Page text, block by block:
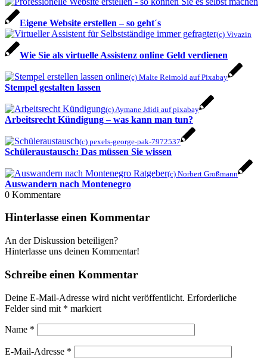
Eigene Website erstellen – so geht´s
(c) Vivazin
Wie Sie als virtuelle Assistenz online Geld verdienen
(c) Malte Reimold auf Pixabay
Stempel gestalten lassen
(c) Aymane Jdidi auf pixabay
Arbeitsrecht Kündigung – was kann man tun?
(c) pexels-george-pak-7972537
Schüleraustausch: Das müssen Sie wissen
(c) Norbert Großmann
Auswandern nach Montenegro
0 Kommentare
Hinterlasse einen Kommentar
An der Diskussion beteiligen?
Hinterlasse uns deinen Kommentar!
Schreibe einen Kommentar
Deine E-Mail-Adresse wird nicht veröffentlicht. Erforderliche
Felder sind mit * markiert
Name *
E-Mail-Adresse *